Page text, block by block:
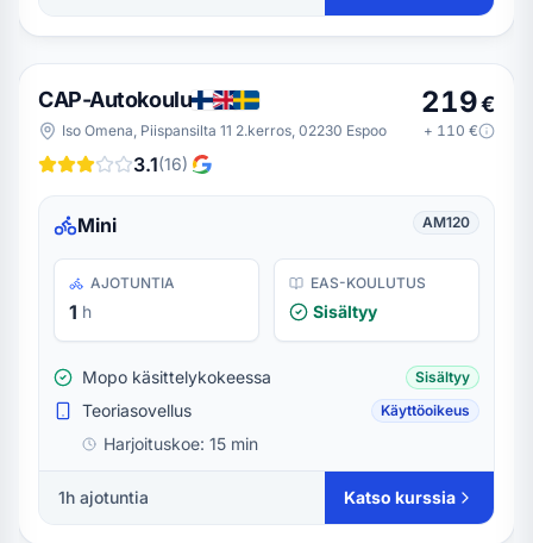
CAP-Autokoulu
Iso Omena, Piispansilta 11 2.kerros, 02230 Espoo
3.1(16)
219€
+ 110 €
Mini AM120
AJOTUNTIA
1 h
EAS-KOULUTUS
Sisältyy
Mopo käsittelykokeessa Sisältyy
Teoriasovellus Käyttöoikeus
Harjoituskoe: 15 min
1h ajotuntia Katso kurssia